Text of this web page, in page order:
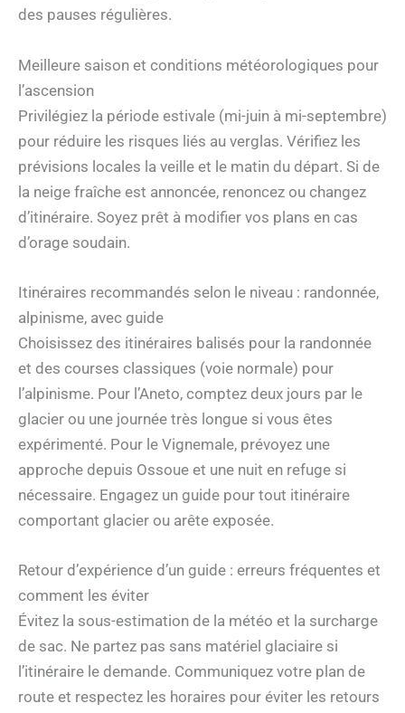
des pauses régulières.
Meilleure saison et conditions météorologiques pour
l’ascension
Privilégiez la période estivale (mi-juin à mi-septembre)
pour réduire les risques liés au verglas. Vérifiez les
prévisions locales la veille et le matin du départ. Si de
la neige fraîche est annoncée, renoncez ou changez
d’itinéraire. Soyez prêt à modifier vos plans en cas
d’orage soudain.
Itinéraires recommandés selon le niveau : randonnée,
alpinisme, avec guide
Choisissez des itinéraires balisés pour la randonnée
et des courses classiques (voie normale) pour
l’alpinisme. Pour l’Aneto, comptez deux jours par le
glacier ou une journée très longue si vous êtes
expérimenté. Pour le Vignemale, prévoyez une
approche depuis Ossoue et une nuit en refuge si
nécessaire. Engagez un guide pour tout itinéraire
comportant glacier ou arête exposée.
Retour d’expérience d’un guide : erreurs fréquentes et
comment les éviter
Évitez la sous-estimation de la météo et la surcharge
de sac. Ne partez pas sans matériel glaciaire si
l’itinéraire le demande. Communiquez votre plan de
route et respectez les horaires pour éviter les retours